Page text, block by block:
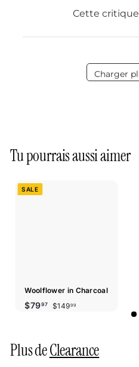
Cette
Charger
Tu pourrais aussi aimer
SALE
Woolflower in Charcoal
Prix
$7997$79.97
Prix
$14999$149.99
Plus deClearance